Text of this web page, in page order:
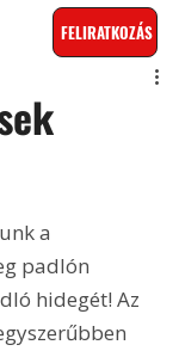
FELIRATKOZÁS
a
padlón
hidegét! Az